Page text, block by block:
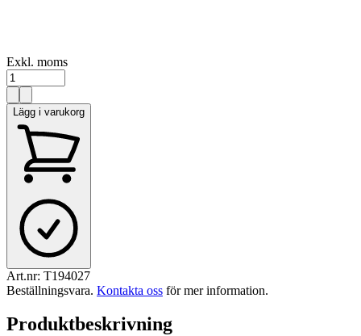
Exkl. moms
Lägg i varukorg
Art.nr: T194027
Beställningsvara. Kontakta oss för mer information.
Produktbeskrivning